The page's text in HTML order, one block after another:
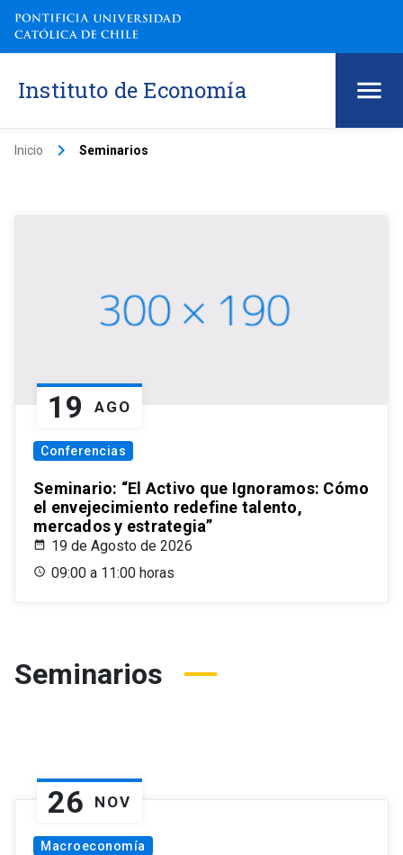
Instituto de Economía
Inicio keyboard_arrow_right Seminarios
19 AGO
Conferencias
Seminario: “El Activo que Ignoramos: Cómo
el envejecimiento redefine talento,
mercados y estrategia”
19 de Agosto de 2026
09:00 a 11:00 horas
Seminarios
26 NOV
Macroeconomía